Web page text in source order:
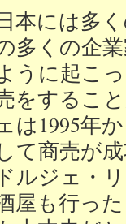
本には多
多くの企
うに起こ
をするこ
は1995年
て商売が
ドルジェ・
屋も行っ